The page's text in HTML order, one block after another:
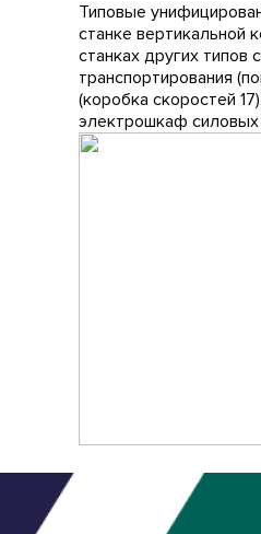
Типовые
станке вертикальной
станках других типов
транспортирования
(коробка скоростей
электрошкаф силовых